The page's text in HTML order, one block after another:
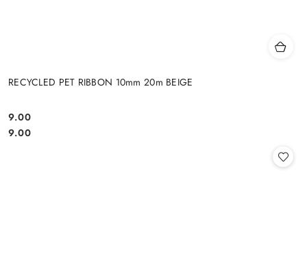
RECYCLED PET RIBBON 10mm 20m BEIGE
Cena:
9.00
Cena:
9.00